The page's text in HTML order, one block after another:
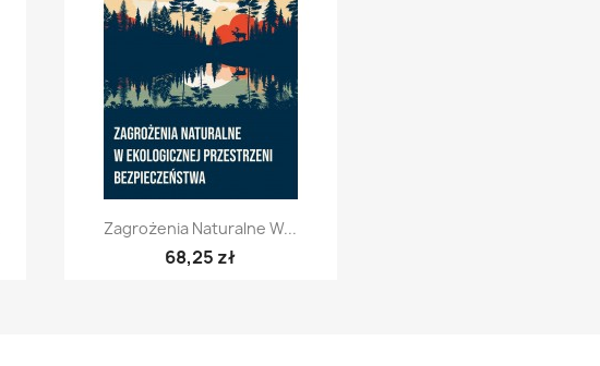
Szybki podgląd
Zagrożenia Naturalne W...
68,25 zł